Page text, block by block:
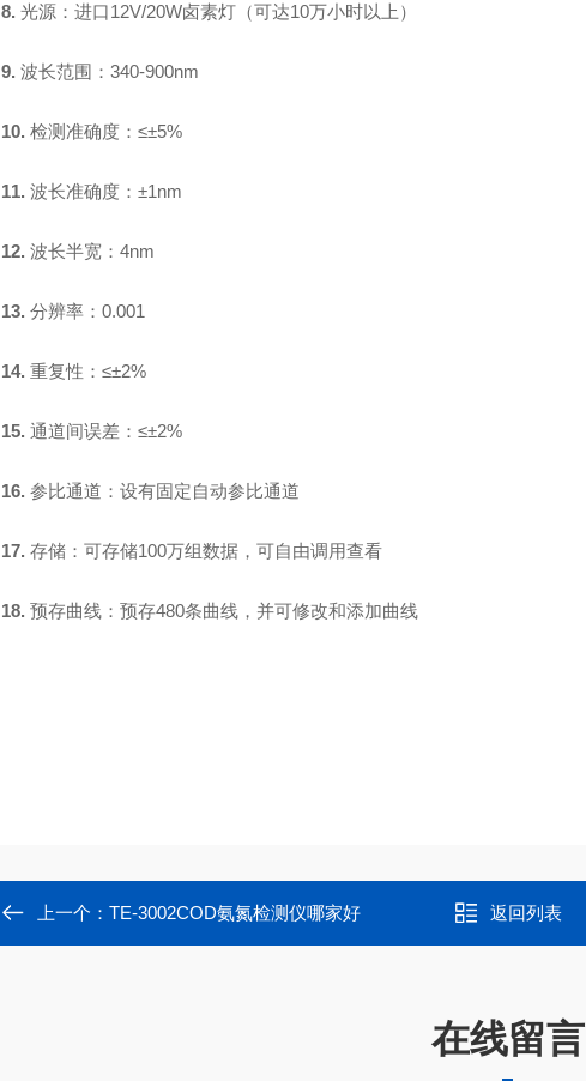
8. 光源： 进口12V/20W卤素灯（可达10万小时以上）
9. 波长范围： 340-900nm
10. 检测准确度： ≤±5%
11. 波长准确度： ±1nm
12. 波长半宽： 4nm
13. 分辨率： 0.001
14. 重复性： ≤±2%
15. 通道间误差： ≤±2%
16. 参比通道： 设有固定自动参比通道
17. 存储： 可存储100万组数据，可自由调用查看
18. 预存曲线： 预存480条曲线，并可修改和添加曲线
上一个： TE-3002COD氨氮检测仪哪家好 返回列表
在线留言